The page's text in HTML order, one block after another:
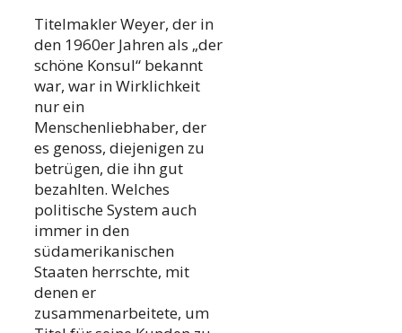
Titelmakler Weyer, der in
den 1960er Jahren als „der
schöne Konsul“ bekannt
war, war in Wirklichkeit
nur ein
Menschenliebhaber, der
es genoss, diejenigen zu
betrügen, die ihn gut
bezahlten. Welches
politische System auch
immer in den
südamerikanischen
Staaten herrschte, mit
denen er
zusammenarbeitete, um